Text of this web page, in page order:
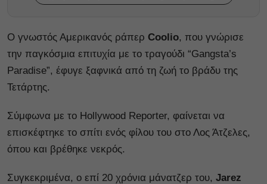
Ο γνωστός Αμερικανός ράπερ Coolio, που γνώρισε
την παγκόσμια επιτυχία με το τραγούδι “Gangsta’s
Paradise”, έφυγε ξαφνικά από τη ζωή το βράδυ της
Τετάρτης.
Σύμφωνα με το Hollywood Reporter, φαίνεται να
επισκέφτηκε το σπίτι ενός φίλου του στο Λος Άτζελες,
όπου και βρέθηκε νεκρός.
Συγκεκριμένα, ο επί 20 χρόνια μάνατζερ του, Jarez